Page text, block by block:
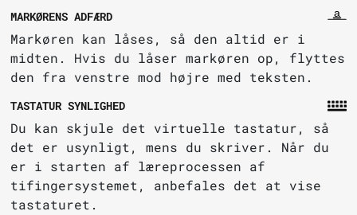
MARKØRENS ADFÆRD
Markøren kan låses, så den altid er i
midten. Hvis du låser markøren op, flyttes
den fra venstre mod højre med teksten.
TASTATUR SYNLIGHED
Du kan skjule det virtuelle tastatur, så
det er usynligt, mens du skriver. Når du
er i starten af læreprocessen af
tifingersystemet, anbefales det at vise
tastaturet.